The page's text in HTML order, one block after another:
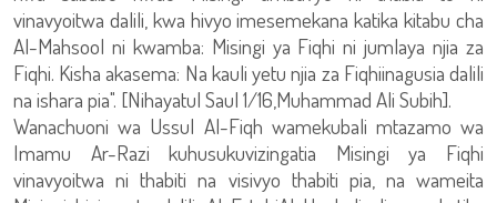
vinavyoitwa dalili, kwa hivyo imesemekana katika kitabu cha
Al-Mahsool ni kwamba: Misingi ya Fiqhi ni jumlaya njia za
Fiqhi. Kisha akasema: Na kauli yetu njia za Fiqhiinagusia dalili
na ishara pia". [Nihayatul Saul 1/16,Muhammad Ali Subih].
Wanachuoni wa Ussul Al-Fiqh wamekubali mtazamo wa
Imamu Ar-Razi kuhusukuvizingatia Misingi ya Fiqhi
vinavyoitwa ni thabiti na visivyo thabiti pia, na wameita